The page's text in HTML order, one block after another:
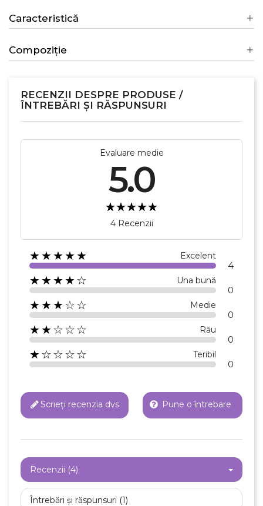
Caracteristică
Compoziție
RECENZII DESPRE PRODUSE /
ÎNTREBĂRI ȘI RĂSPUNSURI
Evaluare medie
5.0
4 Recenzii
★★★★★ Excelent
4
★★★★☆ Una bună
0
★★★☆☆ Medie
0
★★☆☆☆ Rău
0
★☆☆☆☆ Teribil
0
Scrieți recenzia dvs Pune o întrebare
Recenzii (4)
Întrebări și răspunsuri (1)